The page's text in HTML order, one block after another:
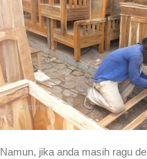
Namun, jika anda masih ragu